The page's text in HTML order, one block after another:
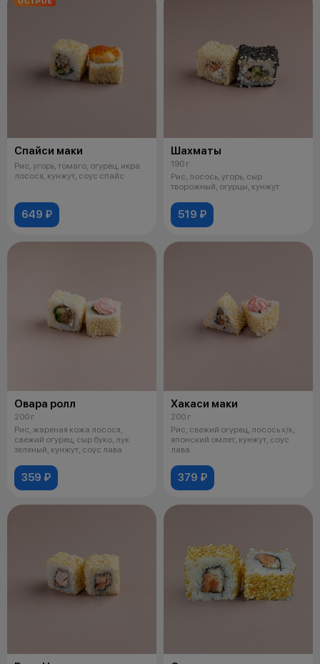
Спайси маки
Рис, угорь, томаго, огурец, икра
лосося, кунжут, соус спайс
649 ₽
Шахматы
190 г
Рис, лосось, угорь, сыр
творожный, огурцы, кунжут
519 ₽
Овара ролл
200 г
Рис, жареная кожа лосося,
свежий огурец, сыр буко, лук
зеленый, кунжут, соус лава
359 ₽
Хакаси маки
200 г
Рис, свежий огурец, лосось х/к,
японский омлет, кунжут, соус
лава
379 ₽